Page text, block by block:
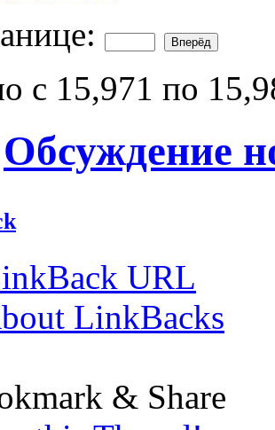
с 15,971 по
Обсуждение
URL
LinkBacks
& Share